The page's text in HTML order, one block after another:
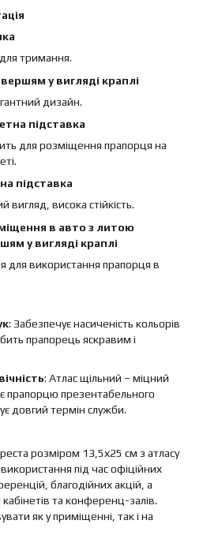
тримання.
у вигляді краплі
дизайн.
підставка
для розміщення прапорця на
підставка
вигляд, висока стійкість.
в авто з литою
у вигляді краплі
для використання прапорця в
: Забезпечує насиченість кольорів
прапорець яскравим і
: Атлас щільний – міцний
прапорцю презентабельного
довгий термін служби.
розміром 13,5х25 см з атласу
під час офіційних
благодійних акцій, а
та конференц-залів.
як у приміщенні, так і на